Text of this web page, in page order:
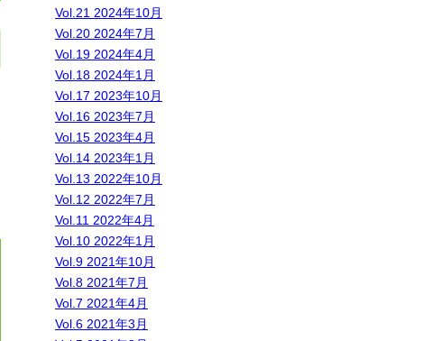
Vol.21 2024年10月
Vol.20 2024年7月
Vol.19 2024年4月
Vol.18 2024年1月
Vol.17 2023年10月
Vol.16 2023年7月
Vol.15 2023年4月
Vol.14 2023年1月
Vol.13 2022年10月
Vol.12 2022年7月
Vol.11 2022年4月
Vol.10 2022年1月
Vol.9 2021年10月
Vol.8 2021年7月
Vol.7 2021年4月
Vol.6 2021年3月